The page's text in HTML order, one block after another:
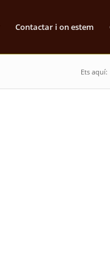
Contactar i on estem
Ets aquí: